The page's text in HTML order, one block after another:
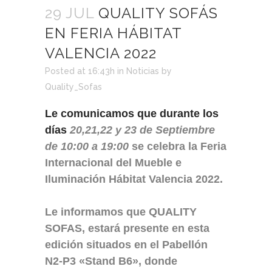
29 JUL QUALITY SOFÁS
EN FERIA HÁBITAT
VALENCIA 2022
Posted at 16:43h in Noticias by
Quality_Sofas
Le comunicamos que durante los
días 20,21,22 y 23 de Septiembre
de 10:00 a 19:00 se celebra la Feria
Internacional del Mueble e
Iluminación Hábitat Valencia 2022.
Le informamos que QUALITY
SOFAS, estará presente en esta
edición situados en el Pabellón
N2-P3 «Stand B6», donde